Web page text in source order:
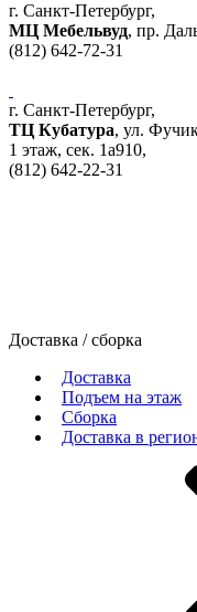
г. Санкт-Петербург,
МЦ Мебельвуд, пр.
(812) 642-72-31
г. Санкт-Петербург,
ТЦ Кубатура, ул.
1 этаж, сек. 1a910,
(812) 642-22-31
Доставка / сборка
Доставка
Подъем на этаж
Сборка
Доставка в